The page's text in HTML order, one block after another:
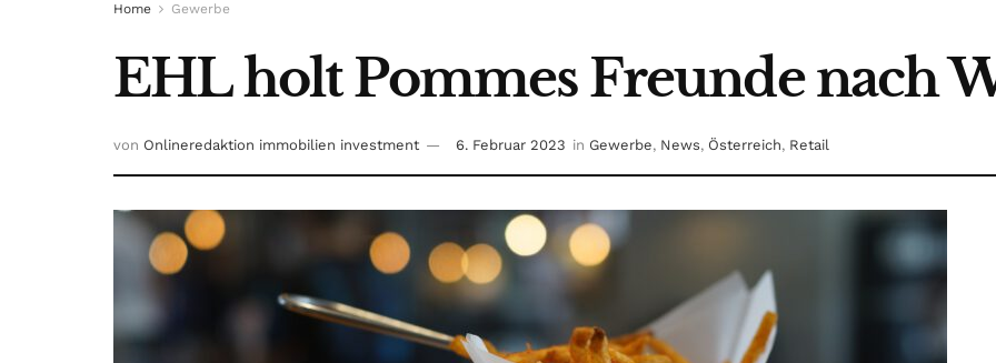
Home Gewerbe
EHL holt Pommes Freunde nach
von Onlineredaktion immobilien investment 6. Februar 2023 in Gewerbe, News, Österreich, Retail